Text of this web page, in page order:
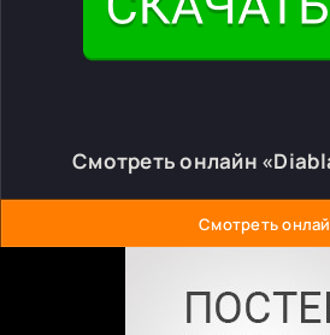
Смотреть онлайн
Смотреть